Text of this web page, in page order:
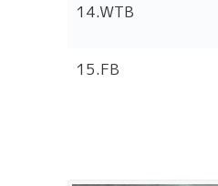
14.WTB
15.FB